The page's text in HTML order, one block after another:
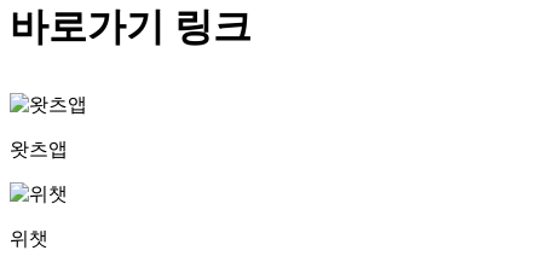
바로가기 링크
왓츠앱
위챗